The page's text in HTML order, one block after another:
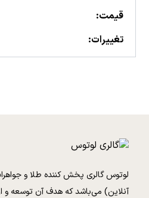
قیمت:
تغییرات:
لوتوس گالری پخش کننده طلا و
آنلاین) می‌باشد که هدف آن توسعه و